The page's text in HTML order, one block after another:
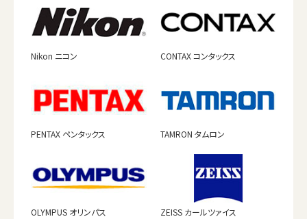
Nikon ニコン CONTAX コンタックス
PENTAX ペンタックス TAMRON タムロン
OLYMPUS オリンパス ZEISS カールツァイス